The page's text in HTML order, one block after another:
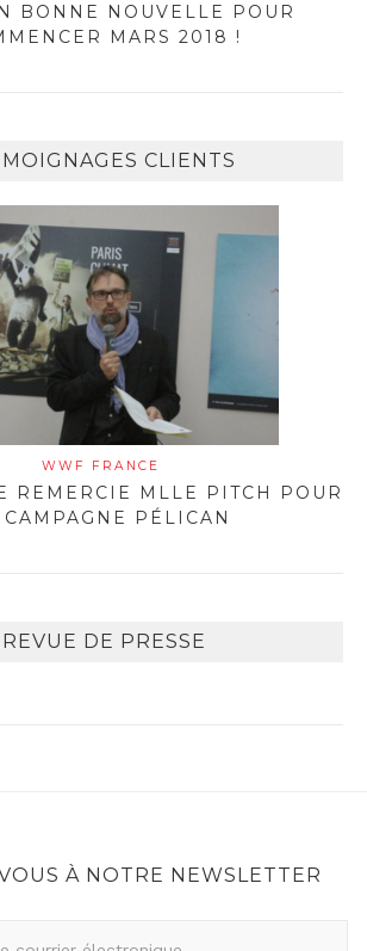
BONNE NOUVELLE POUR
MARS 2018 !
CLIENTS
WWF FRANCE
REMERCIE MLLE PITCH POUR
CAMPAGNE PÉLICAN
REVUE DE PRESSE
À NOTRE NEWSLETTER